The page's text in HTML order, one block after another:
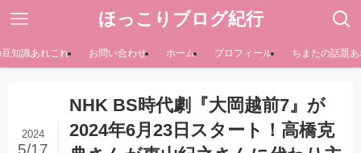
ほっこりブログ紀行
知識あれこれ お問い合わせ ホーム プロフィール ちまたの話題
NHK BS時代劇『大岡越前7』が
2024年6月23日スタート！高橋克
2024
5/17